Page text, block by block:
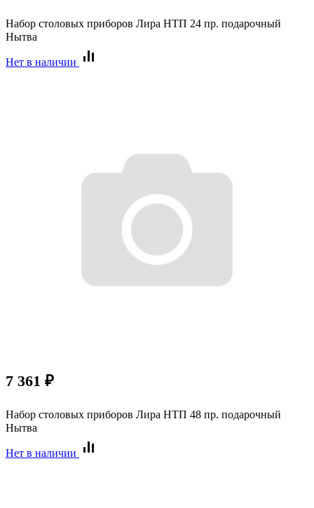
Набор столовых приборов Лира НТП 24 пр. подарочный
Нытва
Нет в наличии
7 361 ₽
Набор столовых приборов Лира НТП 48 пр. подарочный
Нытва
Нет в наличии